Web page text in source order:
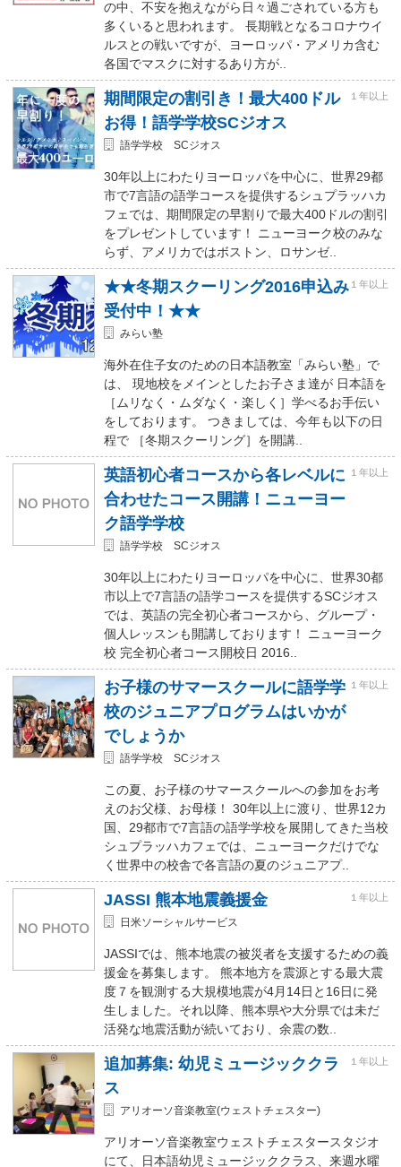
の中、不安を抱えながら日々過ごされている方も
多くいると思われます。 長期戦となるコロナウイ
ルスとの戦いですが、ヨーロッパ・アメリカ含む
各国でマスクに対するあり方が..
期間限定の割引き！最大400ドル
お得！語学学校SCジオス
１年以上
語学学校 SCジオス
30年以上にわたりヨーロッパを中心に、世界29都
市で7言語の語学コースを提供するシュプラッハカ
フェでは、期間限定の早割りで最大400ドルの割引
をプレゼントしています！ ニューヨーク校のみな
らず、アメリカではボストン、ロサンゼ..
★★冬期スクーリング2016申込み
受付中！★★
１年以上
みらい塾
海外在住子女のための日本語教室「みらい塾」で
は、 現地校をメインとしたお子さま達が 日本語を
［ムリなく・ムダなく・楽しく］学べるお手伝い
をしております。 つきましては、今年も以下の日
程で ［冬期スクーリング］を開講..
英語初心者コースから各レベルに
合わせたコース開講！ニューヨー
ク語学学校
１年以上
語学学校 SCジオス
30年以上にわたりヨーロッパを中心に、世界30都
市以上で7言語の語学コースを提供するSCジオス
では、英語の完全初心者コースから、グループ・
個人レッスンも開講しております！ ニューヨーク
校 完全初心者コース開校日 2016..
お子様のサマースクールに語学学
校のジュニアプログラムはいかが
でしょうか
１年以上
語学学校 SCジオス
この夏、お子様のサマースクールへの参加をお考
えのお父様、お母様！ 30年以上に渡り、世界12カ
国、29都市で7言語の語学学校を展開してきた当校
シュプラッハカフェでは、ニューヨークだけでな
く世界中の校舎で各言語の夏のジュニアプ..
JASSI 熊本地震義援金 １年以上
日米ソーシャルサービス
JASSIでは、熊本地震の被災者を支援するための義
援金を募集します。 熊本地方を震源とする最大震
度７を観測する大規模地震が4月14日と16日に発
生しました。それ以降、熊本県や大分県では未だ
活発な地震活動が続いており、余震の数..
追加募集: 幼児ミュージッククラ
ス
１年以上
アリオーソ音楽教室(ウェストチェスター)
アリオーソ音楽教室ウェストチェスタースタジオ
にて、日本語幼児ミュージッククラス、来週水曜